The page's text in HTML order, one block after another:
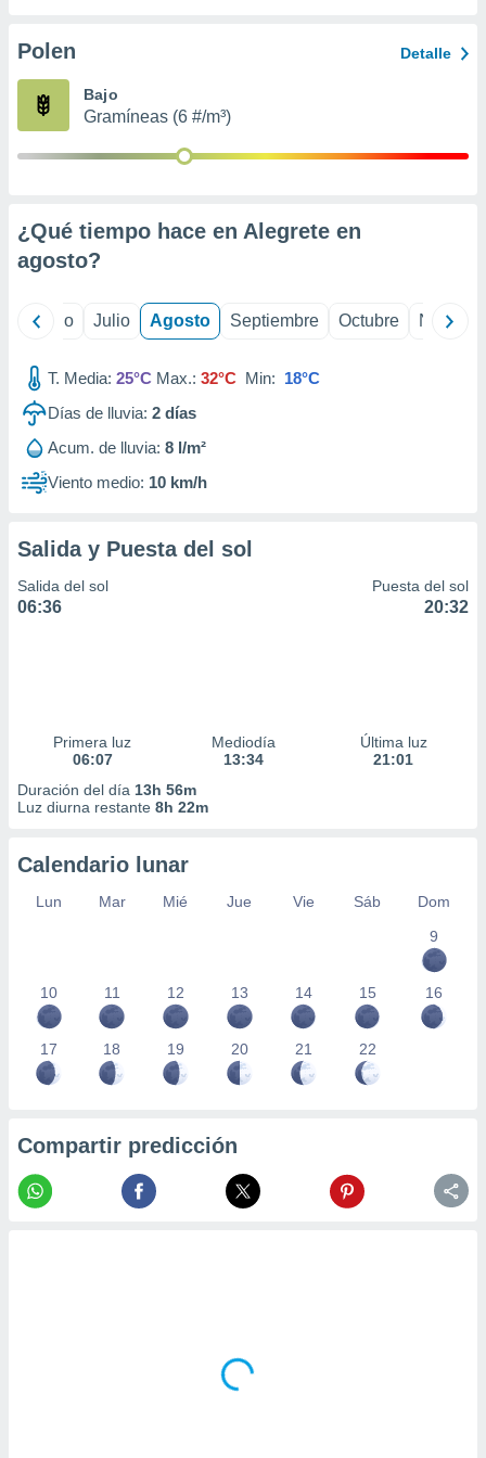
e
mediante
de
1199
Polen Detalle
Bajo
Gramíneas (6 #/m³)
¿Qué tiempo hace en Alegrete en
agosto?
Junio Julio Agosto Septiembre Octubre
T. Media: 25°C Max.: 32°C Min: 18°C
Días de lluvia: 2 días
Acum. de lluvia: 8 l/m²
Viento medio: 10 km/h
Salida y Puesta del sol
Salida del sol
06:36
Puesta del sol
20:32
Primera luz
06:07
Mediodía
13:34
Última luz
21:01
Duración del día 13h 56m
Luz diurna restante 8h 22m
Calendario lunar
Lun Mar Mié Jue Vie Sáb
Dom
9
10 11 12 13 14 15 16
17 18 19 20 21 22
Compartir predicción